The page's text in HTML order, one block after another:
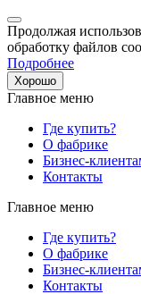
Продолжая
обработку файлов
Подробнее
Хорошо
Главное меню
Где купить?
О фабрике
Бизнес-
Контакты
Главное меню
Где купить?
О фабрике
Бизнес-
Контакты